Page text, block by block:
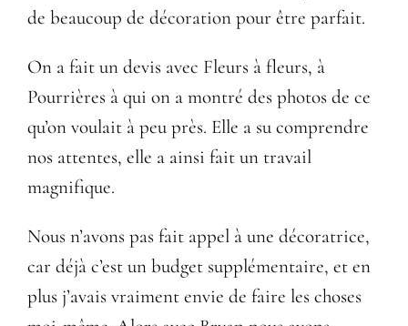
de beaucoup de décoration pour être parfait.
On a fait un devis avec Fleurs à fleurs, à
Pourrières à qui on a montré des photos de ce
qu’on voulait à peu près. Elle a su comprendre
nos attentes, elle a ainsi fait un travail
magnifique.
Nous n’avons pas fait appel à une décoratrice,
car déjà c’est un budget supplémentaire, et en
plus j’avais vraiment envie de faire les choses